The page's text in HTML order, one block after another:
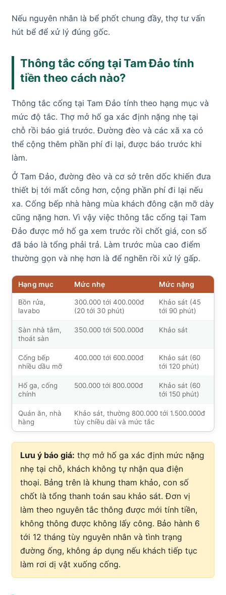
Nếu nguyên nhân là bể phốt chung đầy, thợ tư vấn
hút bể để xử lý đúng gốc.
Thông tắc cống tại Tam Đảo tính
tiền theo cách nào?
Thông tắc cống tại Tam Đảo tính theo hạng mục và
mức độ tắc. Thợ mở hố ga xác định nặng nhẹ tại
chỗ rồi báo giá trước. Đường đèo và các xã xa có
thể cộng thêm phần phí đi lại, được báo trước khi
làm.
Ở Tam Đảo, đường đèo và cơ sở trên dốc khiến đưa
thiết bị tới mất công hơn, cộng phần phí đi lại nếu
xa. Cống bếp nhà hàng mùa khách đông cặn mỡ dày
cũng nặng hơn. Vì vậy việc thông tắc cống tại Tam
Đảo được mở hố ga xem trước rồi chốt giá, con số
đã báo là tổng phải trả. Làm trước mùa cao điểm
thường gọn và nhẹ hơn là để nghẽn rồi xử lý gấp.
Hạng mục Mức nhẹ Mức nặng
Bồn rửa,
lavabo
300.000 tới 400.000đ
(20 tới 30 phút)
Khảo sát (45
tới 90 phút)
Sàn nhà tắm,
thoát sàn
350.000 tới 500.000đ Khảo sát
Cống bếp
nhiều dầu mỡ
400.000 tới 600.000đ
Khảo sát (60
tới 120 phút)
Hố ga, cống
chính
500.000 tới 800.000đ
Khảo sát (60
tới 150 phút)
Quán ăn, nhà
hàng
Khảo sát, thường 800.000 tới 1.500.000đ
tùy chiều dài và mức tắc
Lưu ý báo giá: thợ mở hố ga xác định mức nặng
nhẹ tại chỗ, khách không tự nhận qua điện
thoại. Bảng trên là khung tham khảo, con số
chốt là tổng thanh toán sau khảo sát. Đơn vị
làm theo nguyên tắc thông được mới tính tiền,
không thông được không lấy công. Bảo hành 6
tới 12 tháng tùy nguyên nhân và tình trạng
đường ống, không áp dụng nếu khách tiếp tục
làm rơi dị vật xuống cống.